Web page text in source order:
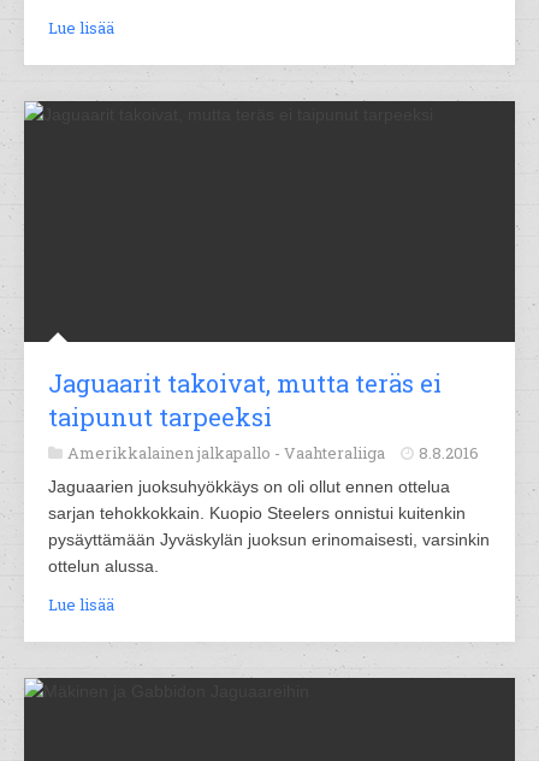
Lue lisää
Jaguaarit takoivat, mutta teräs ei
taipunut tarpeeksi
Amerikkalainen jalkapallo - Vaahteraliiga 8.8.2016
Jaguaarien juoksuhyökkäys on oli ollut ennen ottelua
sarjan tehokkokkain. Kuopio Steelers onnistui kuitenkin
pysäyttämään Jyväskylän juoksun erinomaisesti, varsinkin
ottelun alussa.
Lue lisää